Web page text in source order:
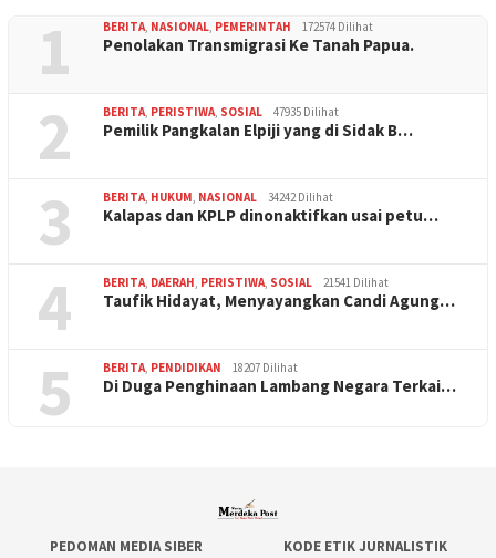
1 BERITA NASIONAL PEMERINTAH 172574 Dilihat
Penolakan Transmigrasi Ke Tanah Papua.
2 BERITA PERISTIWA SOSIAL 47935 Dilihat
Pemilik Pangkalan Elpiji yang di Sidak B…
3 BERITA HUKUM NASIONAL 34242 Dilihat
Kalapas dan KPLP dinonaktifkan usai petu…
4 BERITA DAERAH PERISTIWA SOSIAL 21541 Dilihat
Taufik Hidayat, Menyayangkan Candi Agung…
5 BERITA PENDIDIKAN 18207 Dilihat
Di Duga Penghinaan Lambang Negara Terkai…
PEDOMAN MEDIA SIBER KODE ETIK JURNALISTIK